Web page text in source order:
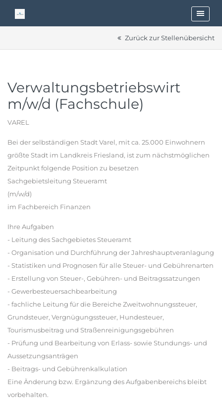
Zurück zur Stellenübersicht
Verwaltungsbetriebswirt
m/w/d (Fachschule)
VAREL
Bei der selbständigen Stadt Varel, mit ca. 25.000 Einwohnern
größte Stadt im Landkreis Friesland, ist zum nächstmöglichen
Zeitpunkt folgende Position zu besetzen
Sachgebietsleitung Steueramt
(m/w/d)
im Fachbereich Finanzen
Ihre Aufgaben
- Leitung des Sachgebietes Steueramt
- Organisation und Durchführung der Jahreshauptveranlagung
- Statistiken und Prognosen für alle Steuer- und Gebührenarten
- Erstellung von Steuer-, Gebühren- und Beitragssatzungen
- Gewerbesteuersachbearbeitung
- fachliche Leitung für die Bereiche Zweitwohnungssteuer,
Grundsteuer, Vergnügungssteuer, Hundesteuer,
Tourismusbeitrag und Straßenreinigungsgebühren
- Prüfung und Bearbeitung von Erlass- sowie Stundungs- und
Aussetzungsanträgen
- Beitrags- und Gebührenkalkulation
Eine Änderung bzw. Ergänzung des Aufgabenbereichs bleibt
vorbehalten.